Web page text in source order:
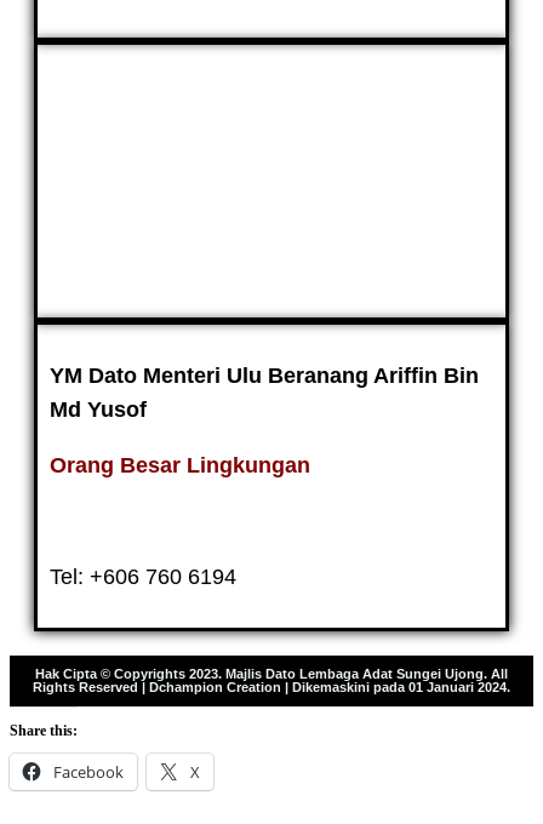
YM Dato Menteri Ulu Beranang Ariffin Bin
Md Yusof
Orang Besar Lingkungan
Tel: +606 760 6194
Hak Cipta © Copyrights 2023. Majlis Dato Lembaga Adat Sungei Ujong. All
Rights Reserved | Dchampion Creation | Dikemaskini pada 01 Januari 2024.
Share this:
Facebook X